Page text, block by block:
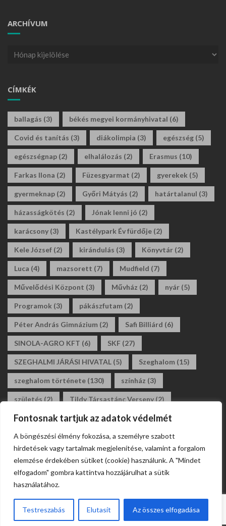
Fontosnak tartjuk az adatok védelmét
A böngészési élmény fokozása, a személyre szabott
hirdetések vagy tartalmak megjelenítése, valamint a forgalom
elemzése érdekében sütiket (cookie) használunk. A "Mindet
elfogadom" gombra kattintva hozzájárulhat a sütik
használatához.
Testreszabás Elutasít Az összes elfogadása
ARCHÍVUM
CÍMKÉK
ballagás (3) békés megyei kormányhivatal (6)
Covid és tanítás (3) diákolimpia (3) egészség (5)
egészségnap (2) elhalálozás (2) Erasmus (10)
Farkas Ilona (2) Füzesgyarmat (2) gyerekek (5)
gyermeknap (2) Győri Mátyás (2) határtalanul (3)
házasságkötés (2) Jónak lenni jó (2)
karácsony (3) Kastélypark Év fürdője (2)
Kele József (2) kirándulás (3) Könyvtár (2)
Luca (4) mazsorett (7) Mudfield (7)
Művelődési Központ (3) Művház (2) nyár (5)
Programok (3) pákászfutam (2)
Péter András Gimnázium (2) Safi Billiárd (6)
SINOLA-AGRO KFT (6) SKF (27)
SZEGHALMI JÁRÁSI HIVATAL (5) Szeghalom (15)
szeghalom története (130) színház (3)
születés (2) Tildy Társastánc Verseny (2)
tildy zoltán általános iskola(3) tánc(2)
társastánc(2) állásajánlat (2) álláshirdetés
Webdesign Szeghalom